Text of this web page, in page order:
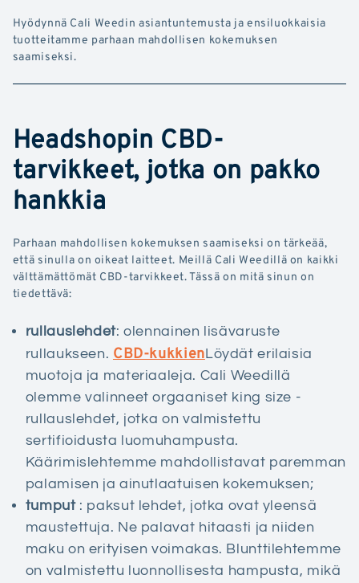
Hyödynnä Cali Weedin asiantuntemusta ja ensiluokkaisia
tuotteitamme parhaan mahdollisen kokemuksen
saamiseksi.
Headshopin CBD-
tarvikkeet, jotka on pakko
hankkia
Parhaan mahdollisen kokemuksen saamiseksi on tärkeää,
että sinulla on oikeat laitteet. Meillä Cali Weedillä on kaikki
välttämättömät CBD-tarvikkeet. Tässä on mitä sinun on
tiedettävä:
rullauslehdet: olennainen lisävaruste
rullaukseen. CBD-kukkienLöydät erilaisia
muotoja ja materiaaleja. Cali Weedillä
olemme valinneet orgaaniset king size -
rullauslehdet, jotka on valmistettu
sertifioidusta luomuhampusta.
Käärimislehtemme mahdollistavat paremman
palamisen ja ainutlaatuisen kokemuksen;
tumput : paksut lehdet, jotka ovat yleensä
maustettuja. Ne palavat hitaasti ja niiden
maku on erityisen voimakas. Blunttilehtemme
on valmistettu luonnollisesta hampusta, mikä